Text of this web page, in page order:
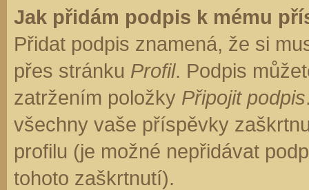
Jak přidám podpis k mému
Přidat podpis znamená, že si
přes stránku Profil. Podpis
zatržením položky Připojit podpis
všechny vaše příspěvky
profilu (je možné nepřidávat
tohoto zaškrtnutí).